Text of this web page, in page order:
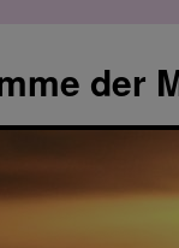
der